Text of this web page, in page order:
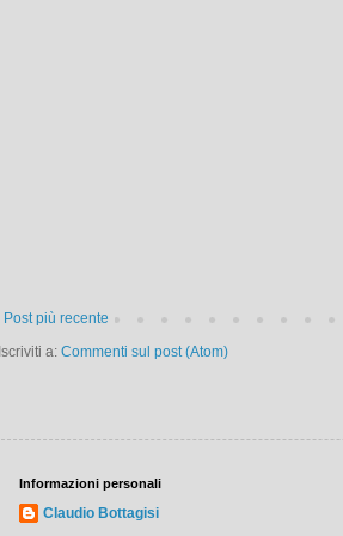
Post più recente
Iscriviti a: Commenti sul post (Atom)
Informazioni personali
Claudio Bottagisi